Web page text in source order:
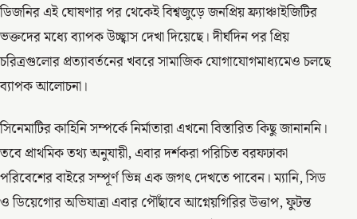
ডিজনির এই ঘোষণার পর থেকেই বিশ্বজুড়ে জনপ্রিয় ফ্র্যাঞ্চাইজিটির
ভক্তদের মধ্যে ব্যাপক উচ্ছ্বাস দেখা দিয়েছে। দীর্ঘদিন পর প্রিয়
চরিত্রগুলোর প্রত্যাবর্তনের খবরে সামাজিক যোগাযোগমাধ্যমেও চলছে
ব্যাপক আলোচনা।
সিনেমাটির কাহিনি সম্পর্কে নির্মাতারা এখনো বিস্তারিত কিছু জানাননি।
তবে প্রাথমিক তথ্য অনুযায়ী, এবার দর্শকরা পরিচিত বরফঢাকা
পরিবেশের বাইরে সম্পূর্ণ ভিন্ন এক জগৎ দেখতে পাবেন। ম্যানি, সিড
ও ডিয়েগোর অভিযাত্রা এবার পৌঁছাবে আগ্নেয়গিরির উত্তাপ, ফুটন্ত